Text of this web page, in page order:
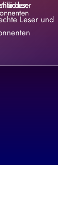
Leser und